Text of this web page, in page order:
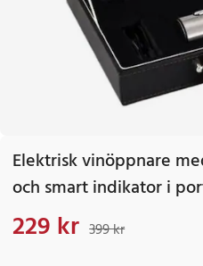
Elektrisk vinöppnare
och smart indikator i
Nuvarande pris
229 kr 399 kr